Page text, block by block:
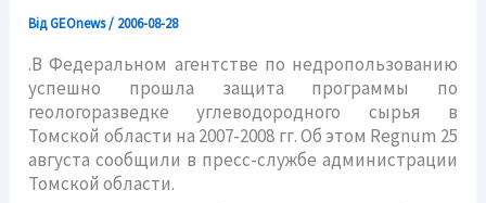
ВідGEOnews/ 2006-08-28
.В Федеральном агентстве по недропользованию
успешно прошла защита программы по
геологоразведке углеводородного сырья в
Томской области на 2007-2008 гг. Об этом Regnum 25
августа сообщили в пресс-службе администрации
Томской области.